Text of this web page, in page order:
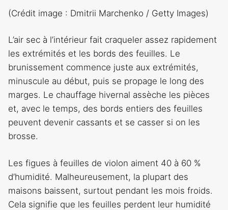
(Crédit image : Dmitrii Marchenko / Getty Images)
L’air sec à l’intérieur fait craqueler assez rapidement
les extrémités et les bords des feuilles. Le
brunissement commence juste aux extrémités,
minuscule au début, puis se propage le long des
marges. Le chauffage hivernal assèche les pièces
et, avec le temps, des bords entiers des feuilles
peuvent devenir cassants et se casser si on les
brosse.
Les figues à feuilles de violon aiment 40 à 60 %
d’humidité. Malheureusement, la plupart des
maisons baissent, surtout pendant les mois froids.
Cela signifie que les feuilles perdent leur humidité